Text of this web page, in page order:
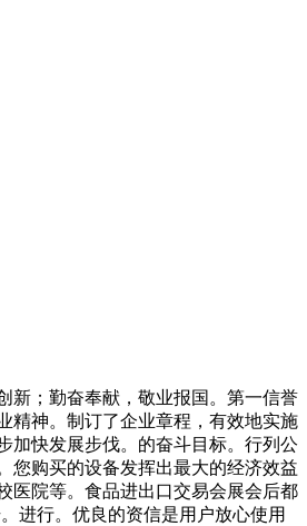
；勤奋奉献，敬业报国。第一信誉
精神。制订了企业章程，有效地实施
加快发展步伐。的奋斗目标。行列公
您购买的设备发挥出最大的经济效益
医院等。食品进出口交易会展会后都
进行。优良的资信是用户放心使用